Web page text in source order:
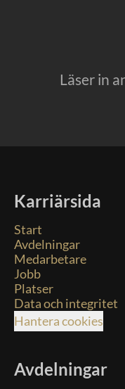
Läser in
Karriärsida
Start
Avdelningar
Medarbetare
Jobb
Platser
Data och integritet
Hantera cookies
Avdelningar